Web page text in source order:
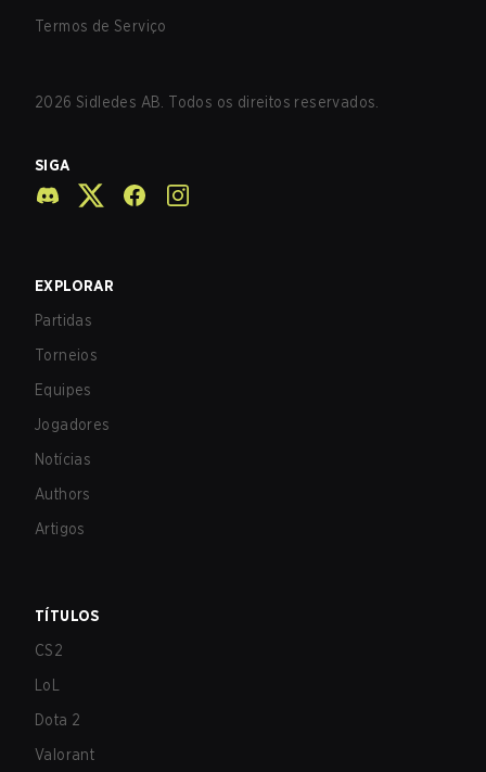
Termos de Serviço
2026 Sidledes AB. Todos os direitos reservados.
SIGA
EXPLORAR
Partidas
Torneios
Equipes
Jogadores
Notícias
Authors
Artigos
TÍTULOS
CS2
LoL
Dota 2
Valorant